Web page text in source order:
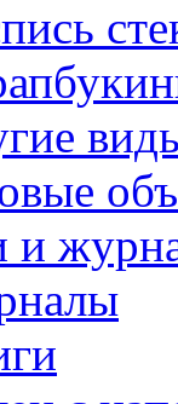
и